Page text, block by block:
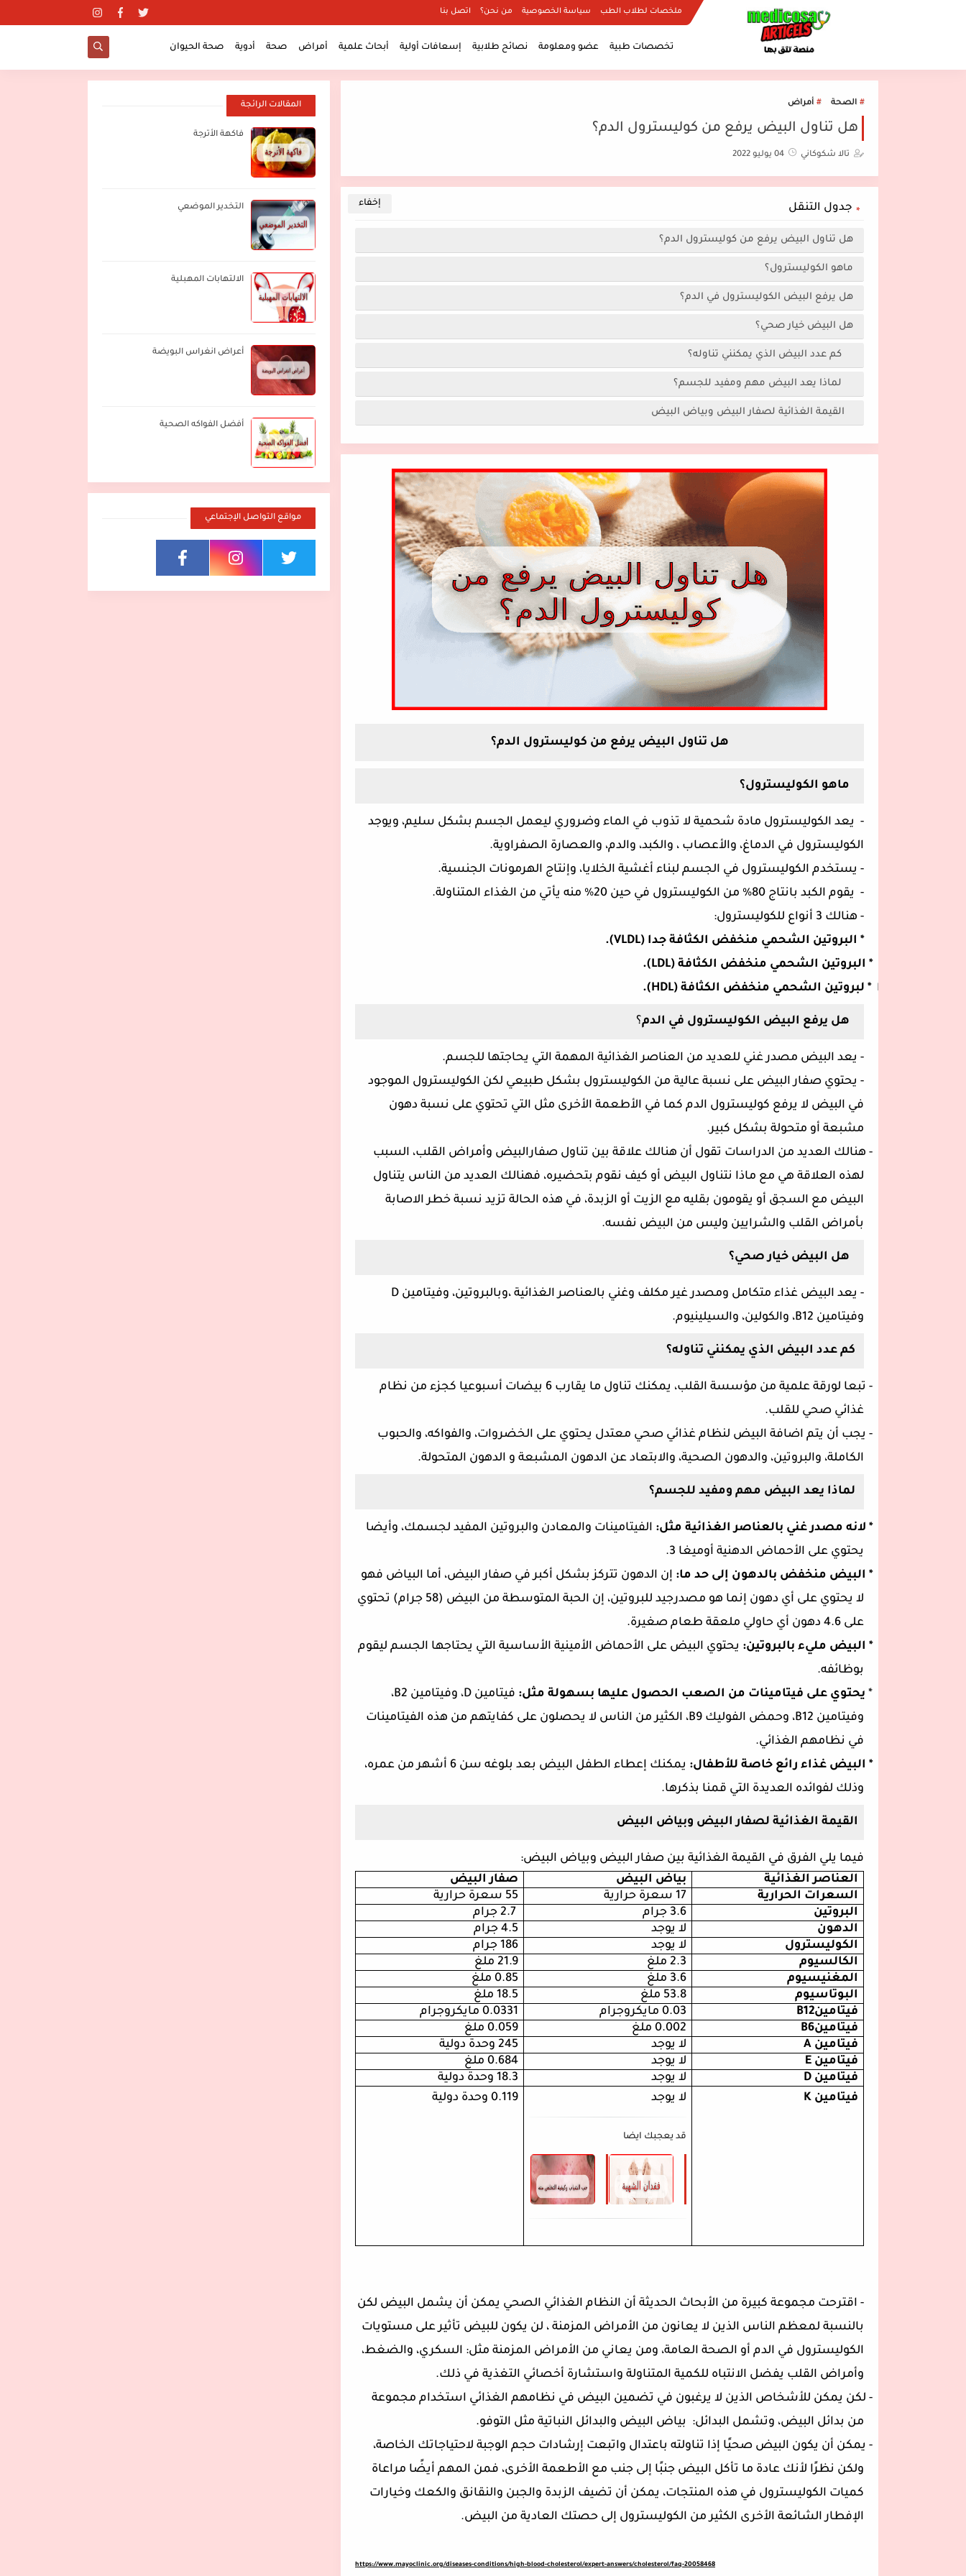
ملخصات لطلاب الطب سياسة الخصوصية من نحن؟ اتصل بنا
تخصصات طبية عضو ومعلومة نصائح طلابية إسعافات أولية أبحاث علمية أمراض صحة أدوية صحة الحيوان
الصحة أمراض
هل تناول البيض يرفع من كوليسترول الدم؟
تالا شكوكاني 04 يوليو 2022
جدول التنقل
هل تناول البيض يرفع من كوليسترول الدم؟
ماهو الكوليسترول؟
هل يرفع البيض الكوليسترول في الدم؟
هل البيض خيار صحي؟
كم عدد البيض الذي يمكنني تناوله؟
لماذا يعد البيض مهم ومفيد للجسم؟
القيمة الغذائية لصفار البيض وبياض البيض
هل تناول البيض يرفع من كوليسترول الدم؟
ماهو الكوليسترول؟
- يعد الكوليسترول مادة شحمية لا تذوب في الماء وضروري ليعمل الجسم بشكل سليم، ويوجد
الكوليسترول في الدماغ، والأعصاب ، والكبد، والدم، والعصارة الصفراوية.
- يستخدم الكوليسترول في الجسم لبناء أغشية الخلايا، وإنتاج الهرمونات الجنسية.
- يقوم الكبد بانتاج 80% من الكوليسترول في حين 20% منه يأتي من الغذاء المتناولة
.
- هنالك 3 أنواع للكوليسترول:
* البروتين الشحمي منخفض الكثافة جدا (VLDL
).
* البروتين الشحمي منخفض الكثافة (LDL
).
ا * لبروتين الشحمي منخفض الكثافة (HDL
).
هل يرفع البيض الكوليسترول في الدم؟
- يعد البيض مصدر غني للعديد من العناصر الغذائية المهمة التي يحاجتها للجسم.
- يحتوي صفار البيض على نسبة عالية من الكوليسترول بشكل طبيعي لكن الكوليسترول الموجود
في البيض لا يرفع كوليسترول الدم كما في الأطعمة الأخرى مثل التي تحتوي على نسبة دهون
مشبعة أو متحولة بشكل كبير.
- هنالك العديد من الدراسات تقول أن هنالك علاقة بين تناول صفارالبيض وأمراض القلب، السبب
لهذه العلاقة هي مع ماذا نتناول البيض أو كيف نقوم بتحضيره، فهنالك العديد من الناس يتناول
البيض مع السجق أو يقومون بقليه مع الزيت أو الزبدة، في هذه الحالة تزيد نسبة خطر الاصابة
بأمراض القلب والشرايين وليس من البيض نفسه.
هل البيض خيار صحي؟
- يعد البيض غذاء متكامل ومصدر غير مكلف وغني بالعناصر الغذائية ،وبالبروتين، وفيتامين D
وفيتامين B12، والكولين، والسيلينيوم.
كم عدد البيض الذي يمكنني تناوله؟
-
تبعا لورقة علمية من مؤسسة القلب، يمكنك تناول ما يقارب 6 بيضات أسبوعيا كجزء من نظام
غذائي صحي للقلب.
- يجب أن يتم اضافة البيض لنظام غذائي صحي معتدل يحتوي على الخضروات، والفواكه، والحبوب
الكاملة، والبروتين، والدهون الصحية، والابتعاد عن الدهون المشبعة و الدهون المتحولة.
لماذا يعد البيض مهم ومفيد للجسم؟
* لانه مصدر غني بالعناصر الغذائية مثل: الفيتامينات والمعادن والبروتين المفيد لجسمك، وأيضا
يحتوي على الأحماض الدهنية أوميغا 3.
* البيض منخفض بالدهون إلى حد ما: إن الدهون تتركز بشكل أكبر في صفار البيض، أما البياض فهو
لا يحتوي على أي دهون إنما هو مصدرجيد للبروتين، إن الحبة المتوسطة من البيض (58 جرام) تحتوي
على 4.6 دهون أي حاولي ملعقة طعام صغيرة.
* البيض مليء بالبروتين: يحتوي البيض على الأحماض الأمينية الأساسية التي يحتاجها الجسم ليقوم
بوظائفه.
* يحتوي على فيتامينات من الصعب الحصول عليها بسهولة مثل: فيتامين D، وفيتامين B2،
وفيتامين B12، وحمض الفوليك B9، الكثير من الناس لا يحصلون على كفايتهم من هذه الفيتامينات
في نظامهم الغذائي.
* البيض غذاء رائع خاصة للأطفال:
يمكنك إعطاء الطفل البيض بعد بلوغه سن 6 أشهر من عمره،
وذلك لفوائده العديدة التي قمنا بذكرها.
القيمة الغذائية لصفار البيض وبياض البيض
فيما يلي الفرق في القيمة الغذائية بين صفار البيض وبياض البيض:
العناصر الغذائية
بياض البيض
صفار البيض
السعرات الحرارية
17 سعرة حرارية 55 سعرة حرارية
البروتين
3.6 جرام 2.7 جرام
الدهون
لا يوجد 4.5 جرام
الكوليسترول
لا يوجد
186 جرام
الكالسيوم
2.3 ملغ 21.9 ملغ
المغنيسيوم
3.6 ملغ 0.85 ملغ
البوتاسيوم
53.8 ملغ 18.5 ملغ
فيتامينB12
0.03 مايكروجرام 0.0331 مايكروجرام
فيتامينB6
0.002 ملغ 0.059 ملغ
فيتامينA لا يوجد 245 وحدة دولية
فيتامينE لا يوجد 0.684 ملغ
فيتامينD لا يوجد 18.3 وحدة دولية
فيتامينK لا يوجد
قد يعجبك ايضا
فقدان
الشهية
العصبي
|
Anorexia
حب
الشباب
وكيفية
التخلص
0.119 وحدة دولية
- اقترحت مجموعة كبيرة من الأبحاث الحديثة أن النظام الغذائي الصحي يمكن أن يشمل البيض لكن
بالنسبة لمعظم الناس الذين لا يعانون من الأمراض المزمنة ، لن يكون للبيض تأثير على مستويات
الكوليسترول في الدم أو الصحة العامة، ومن يعاني من الأمراض المزمنة مثل: السكري، والضغط،
وأمراض القلب يفضل الانتباه للكمية المتناولة واستشارة أخصائي التغذية في ذلك.
- لكن يمكن للأشخاص الذين لا يرغبون في تضمين البيض في نظامهم الغذائي استخدام مجموعة
من بدائل البيض، وتشمل البدائل:
بياض البيض والبدائل النباتية مثل التوفو.
- يمكن أن يكون البيض صحيًا إذا تناولته باعتدال واتبعت إرشادات حجم الوجبة لاحتياجاتك الخاصة،
ولكن نظرًا لأنك عادة ما تأكل البيض جنبًا إلى جنب مع الأطعمة الأخرى، فمن المهم أيضًا مراعاة
كميات الكوليسترول في هذه المنتجات، يمكن أن تضيف الزبدة والجبن والنقانق والكعك وخيارات
الإفطار الشائعة الأخرى الكثير من الكوليسترول إلى حصتك العادية من البيض.
https://www.mayoclinic.org/diseases-conditions/high-blood-cholesterol/expert-answers/cholesterol/faq-20058468
المقالات الرائجة
فاكهة الأترجة
التخدير الموضعي
الالتهابات المهبلية
أعراض انغراس البويضة
أفضل الفواكه الصحية
مواقع التواصل الإجتماعي